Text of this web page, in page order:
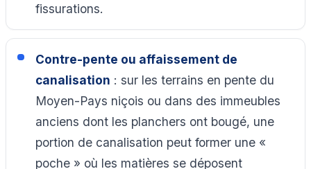
fissurations.
Contre-pente ou affaissement de
canalisation : sur les terrains en pente du
Moyen-Pays niçois ou dans des immeubles
anciens dont les planchers ont bougé, une
portion de canalisation peut former une «
poche » où les matières se déposent